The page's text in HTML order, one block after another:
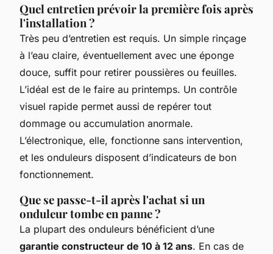
Quel entretien prévoir la première fois après
l'installation ?
Très peu d’entretien est requis. Un simple rinçage
à l’eau claire, éventuellement avec une éponge
douce, suffit pour retirer poussières ou feuilles.
L’idéal est de le faire au printemps. Un contrôle
visuel rapide permet aussi de repérer tout
dommage ou accumulation anormale.
L’électronique, elle, fonctionne sans intervention,
et les onduleurs disposent d’indicateurs de bon
fonctionnement.
Que se passe-t-il après l'achat si un
onduleur tombe en panne ?
La plupart des onduleurs bénéficient d’une
garantie constructeur de 10 à 12 ans. En cas de